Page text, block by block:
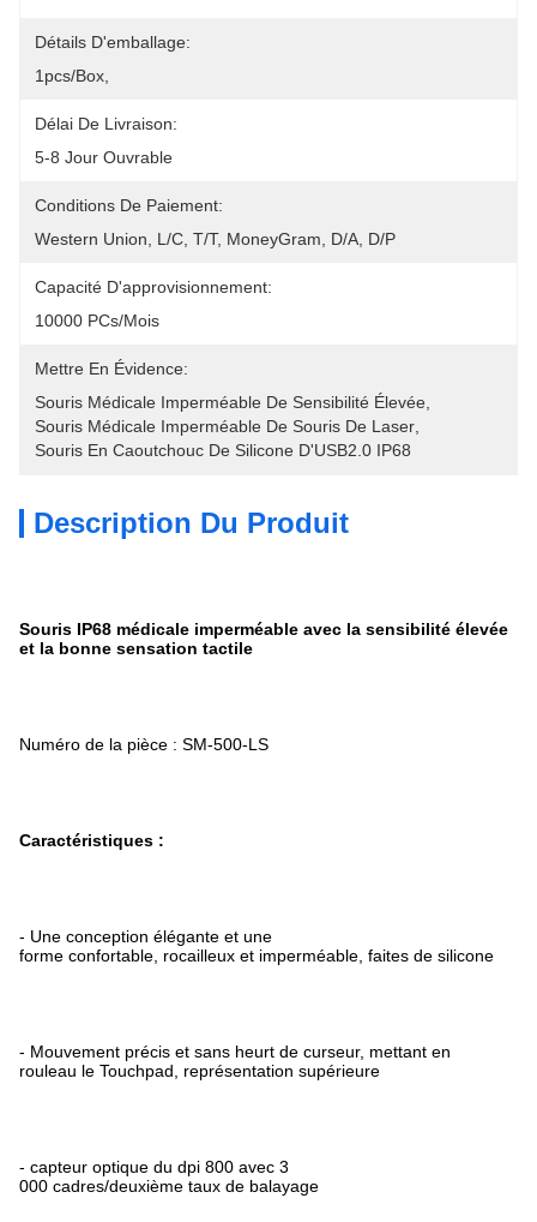
Détails D'emballage:
1pcs/box,
Délai De Livraison:
5-8 Jour Ouvrable
Conditions De Paiement:
Western Union, L/C, T/T, MoneyGram, D/A, D/P
Capacité D'approvisionnement:
10000 PCs/mois
Mettre En Évidence:
Souris Médicale Imperméable De Sensibilité Élevée
Souris Médicale Imperméable De Souris De Laser
Souris En Caoutchouc De Silicone D'USB2.0 IP68
Description Du Produit
Souris IP68 médicale imperméable avec la sensibilité élevée
et la bonne sensation tactile
Numéro de la pièce : SM-500-LS
Caractéristiques :
- Une conception élégante et une
forme confortable, rocailleux et imperméable, faites de silicone
- Mouvement précis et sans heurt de curseur, mettant en
rouleau le Touchpad, représentation supérieure
- capteur optique du dpi 800 avec 3
000 cadres/deuxième taux de balayage